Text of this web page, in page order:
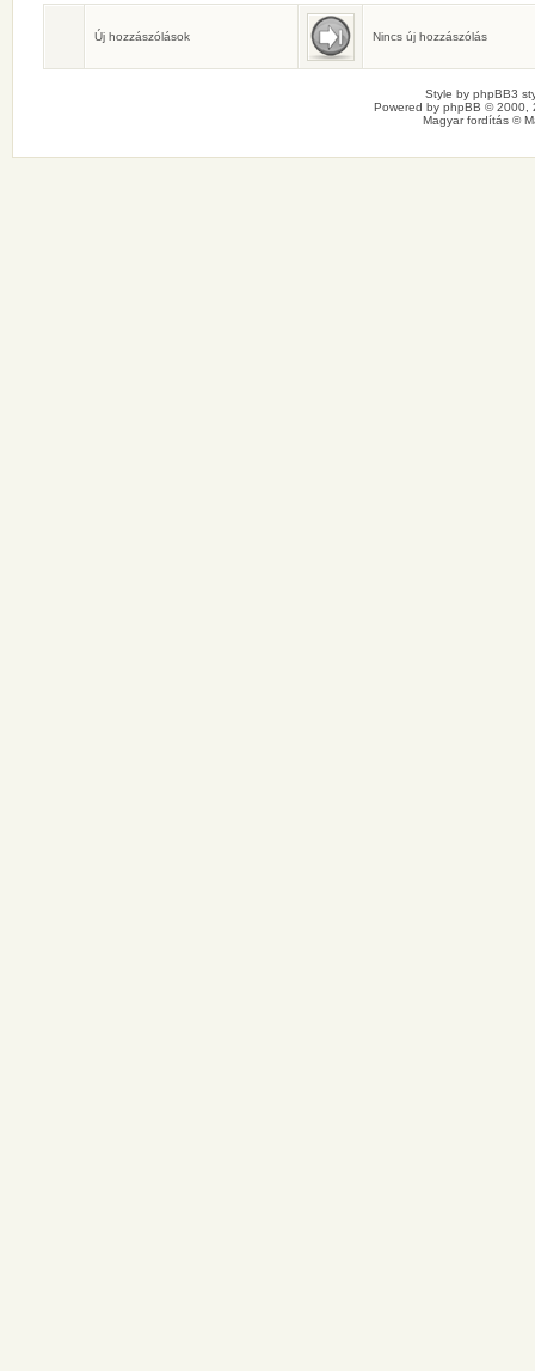
Születésnaposok
Ma senkinek sincs születésnapja.
Új hozzászólások Nincs új hozzászólás
Style by phpBB3
Powered by phpBB © 2000,
Magyar fordítás ©